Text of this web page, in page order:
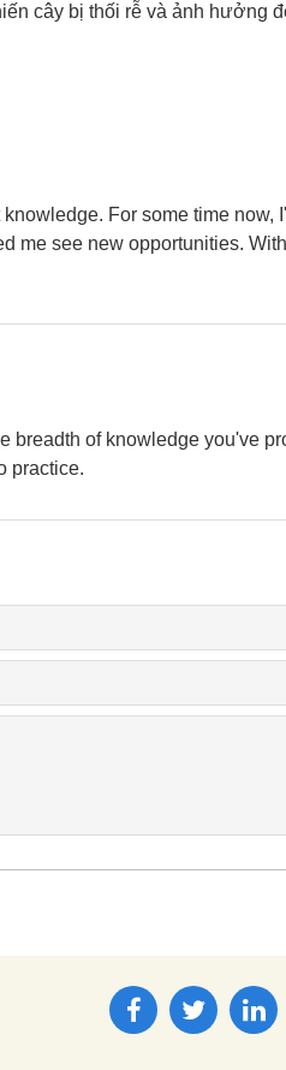
cây bị thối rễ và ảnh hưởng
knowledge. For some time
me see new opportunities.
breadth of knowledge you've
practice.